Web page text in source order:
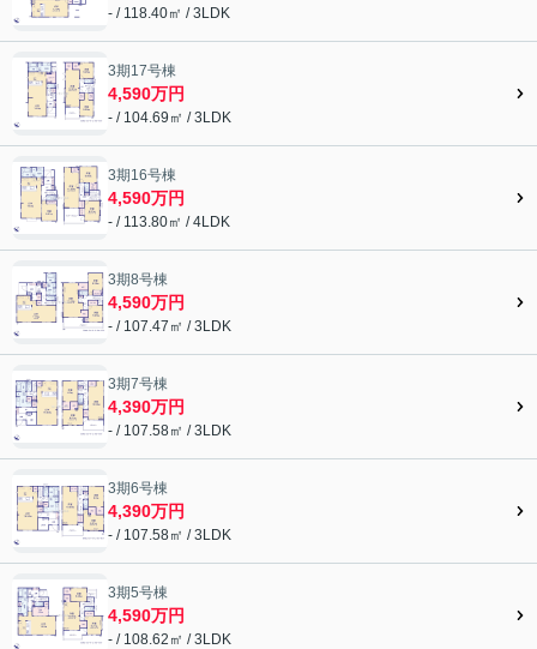
- / 118.40㎡ / 3LDK
3期17号棟
4,590万円
- / 104.69㎡ / 3LDK
3期16号棟
4,590万円
- / 113.80㎡ / 4LDK
3期8号棟
4,590万円
- / 107.47㎡ / 3LDK
3期7号棟
4,390万円
- / 107.58㎡ / 3LDK
3期6号棟
4,390万円
- / 107.58㎡ / 3LDK
3期5号棟
4,590万円
- / 108.62㎡ / 3LDK